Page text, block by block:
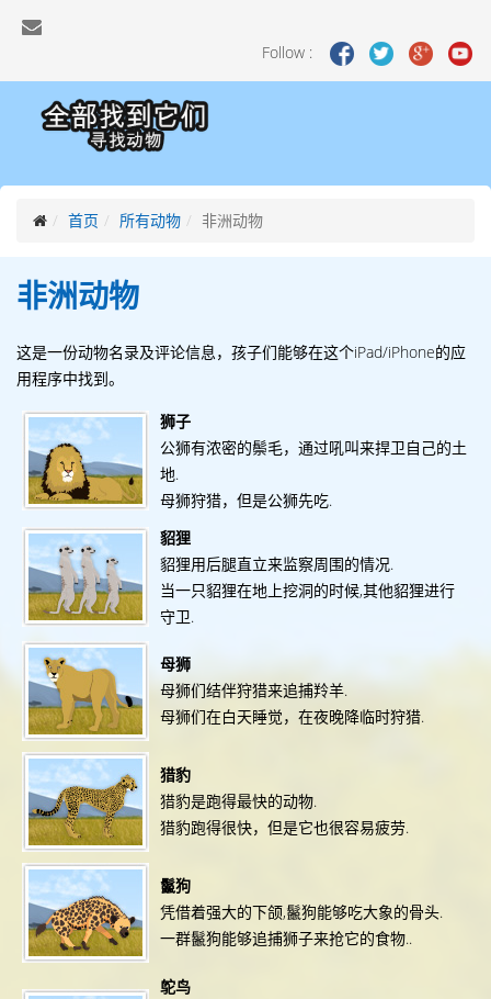
Follow :
首页 所有动物 非洲动物
非洲动物
这是一份动物名录及评论信息，孩子们能够在这个iPad/iPhone的应
用程序中找到。
狮子
公狮有浓密的鬃毛，通过吼叫来捍卫自己的土
地.
母狮狩猎，但是公狮先吃.
貂狸
貂狸用后腿直立来监察周围的情况.
当一只貂狸在地上挖洞的时候,其他貂狸进行
守卫.
母狮
母狮们结伴狩猎来追捕羚羊.
母狮们在白天睡觉，在夜晚降临时狩猎.
猎豹
猎豹是跑得最快的动物.
猎豹跑得很快，但是它也很容易疲劳.
鬣狗
凭借着强大的下颌,鬣狗能够吃大象的骨头.
一群鬣狗能够追捕狮子来抢它的食物..
鸵鸟